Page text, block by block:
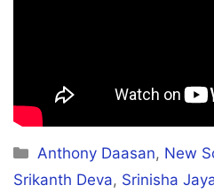
Kattu maram poo poothadhae
Kadal thanni thenaanadhae
Categories
Anthony Daasan, New
Srikanth Deva, Srinisha